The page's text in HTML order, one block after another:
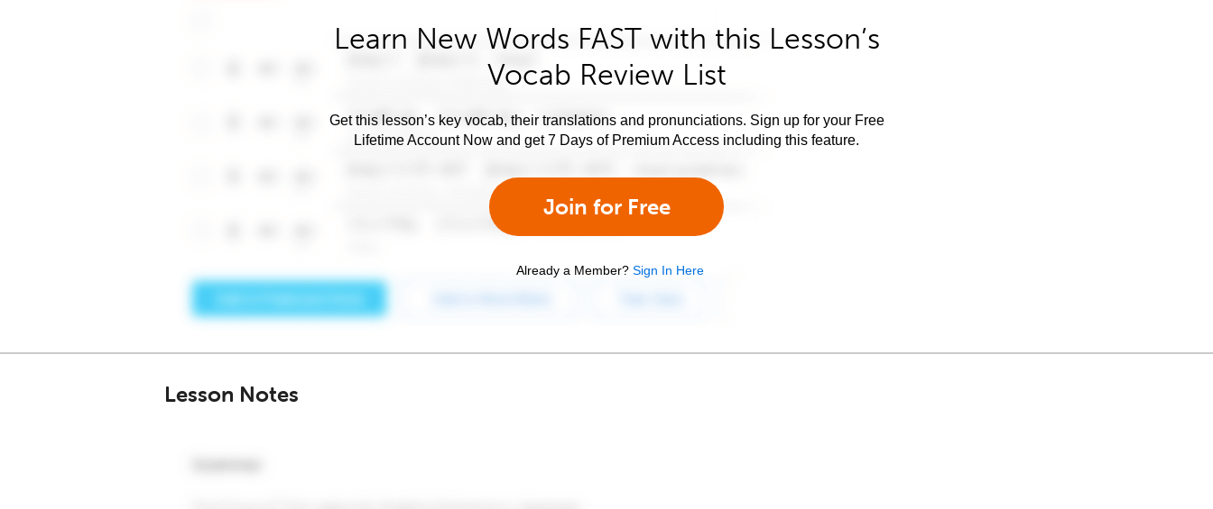
Learn New Words FAST with this Lesson’s
Vocab Review List
Get this lesson’s key vocab, their translations and pronunciations. Sign up for your Free
Lifetime Account Now and get 7 Days of Premium Access including this feature.
Join for Free
Already a Member? Sign In Here
Lesson Notes